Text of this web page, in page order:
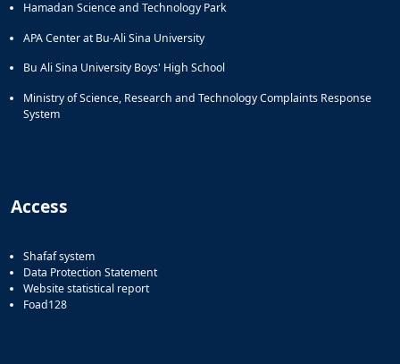
Hamadan Science and Technology Park
APA Center at Bu-Ali Sina University
Bu Ali Sina University Boys' High School
Ministry of Science, Research and Technology Complaints Response
System
Access
Shafaf system
Data Protection Statement
Website statistical report
Foad128